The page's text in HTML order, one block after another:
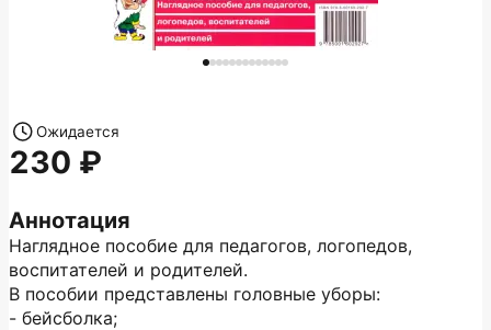
Аннотация
Наглядное пособие для педагогов, логопедов,
воспитателей и родителей.
В пособии представлены головные уборы:
- бейсболка;
Ожидается
230